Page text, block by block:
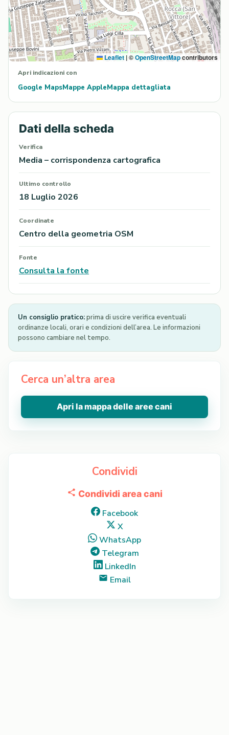
Leaflet |©OpenStreetMapcontributors
Apri indicazioni con
Google MapsMappe AppleMappa dettagliata
Dati della scheda
Verifica
Media – corrispondenza cartografica
Ultimo controllo
18 Luglio 2026
Coordinate
Centro della geometria OSM
Fonte
Consulta la fonte
Un consiglio pratico:prima di uscire verifica eventuali
ordinanze locali, orari e condizioni dell’area. Le informazioni
possono cambiare nel tempo.
Cerca un’altra area
Apri la mappa delle aree cani
Condividi
Condividi area cani
Facebook
X
WhatsApp
Telegram
LinkedIn
Email